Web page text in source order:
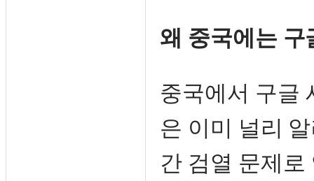
왜 중국에는
중국에서 구글
은 이미 널리
간 검열 문제